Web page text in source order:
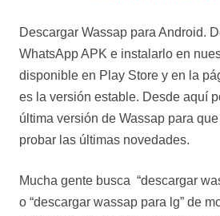
Descargar Wassap para Android.
WhatsApp APK e instalarlo en
disponible en Play Store y en la
es la versión estable. Desde aquí
última versión de Wassap para
probar las últimas novedades.
Mucha gente busca “descargar
o “descargar wassap para lg” de